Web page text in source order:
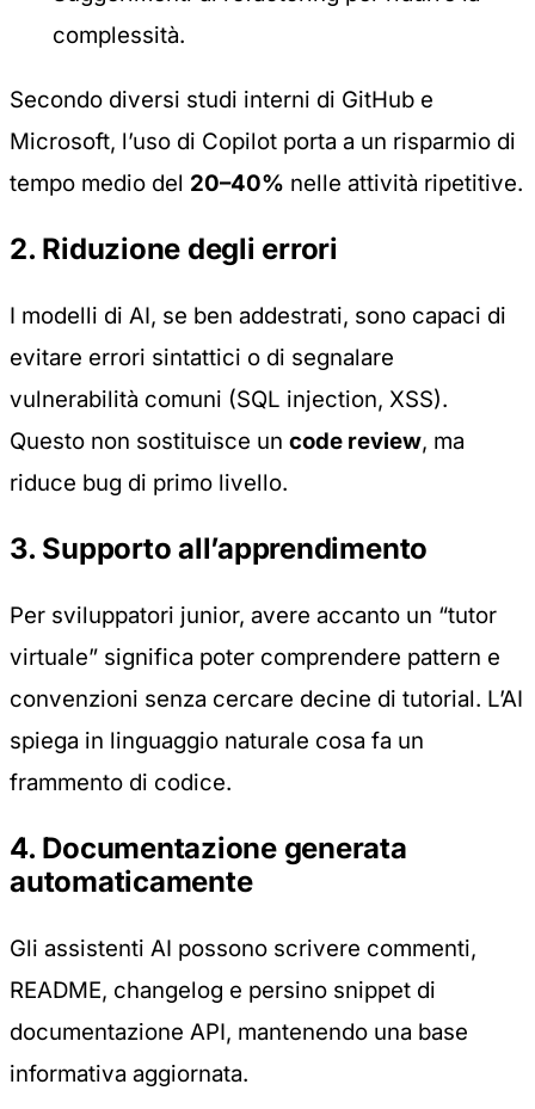
complessità.
Secondo diversi studi interni di GitHub e
Microsoft, l’uso di Copilot porta a un risparmio di
tempo medio del 20–40% nelle attività ripetitive.
2. Riduzione degli errori
I modelli di AI, se ben addestrati, sono capaci di
evitare errori sintattici o di segnalare
vulnerabilità comuni (SQL injection, XSS).
Questo non sostituisce un code review, ma
riduce bug di primo livello.
3. Supporto all’apprendimento
Per sviluppatori junior, avere accanto un “tutor
virtuale” significa poter comprendere pattern e
convenzioni senza cercare decine di tutorial. L’AI
spiega in linguaggio naturale cosa fa un
frammento di codice.
4. Documentazione generata
automaticamente
Gli assistenti AI possono scrivere commenti,
README, changelog e persino snippet di
documentazione API, mantenendo una base
informativa aggiornata.